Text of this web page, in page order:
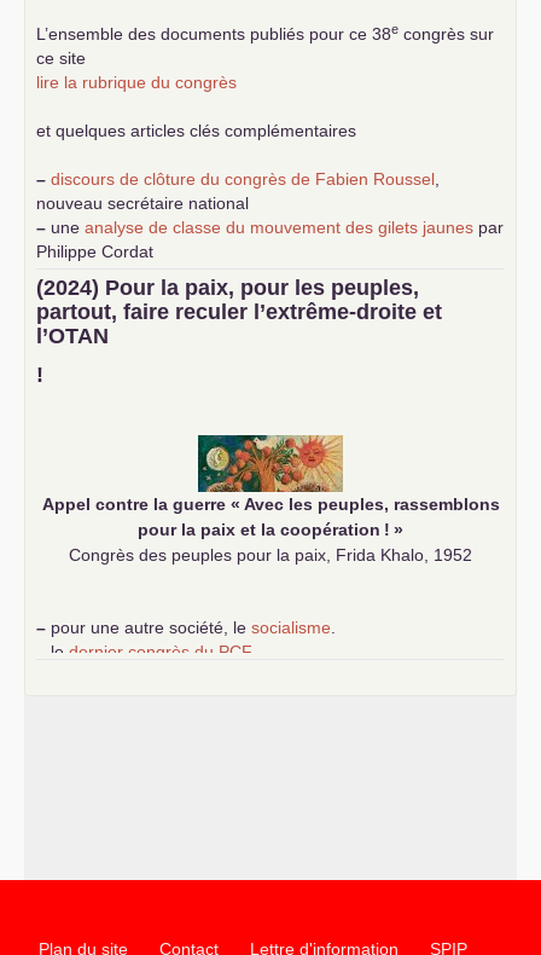
L’ensemble des documents publiés pour ce 38e congrès sur
ce site
lire la rubrique du congrès
et quelques articles clés complémentaires
– discours de clôture du congrès de Fabien Roussel,
nouveau secrétaire national
– une analyse de classe du mouvement des gilets jaunes par
Philippe Cordat
–un texte de Jean-Claude Delaunay
le marxisme est la
science sociale de notre temps
–un appel proposé aux partis communistes et ouvrier
d’Europe
–
(2024) Pour la paix, pour les peuples,
partout, faire reculer l’extrême-droite et
l’OTAN
!
Appel contre la guerre « Avec les peuples, rassemblons
pour la paix et la coopération ! »
Congrès des peuples pour la paix, Frida Khalo, 1952
– pour une autre société, le socialisme.
le dernier congrès du PCF
Plan du site Contact Lettre d'information SPIP